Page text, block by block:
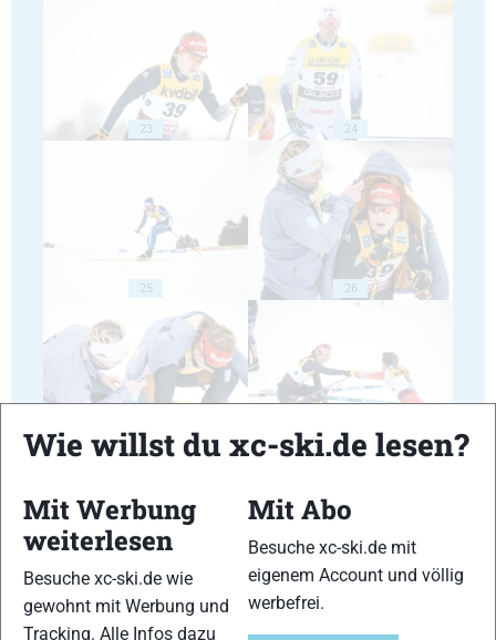
23 24
25 26
27 28
29
Wie willst du xc-ski.de lesen?
Mit Werbung
weiterlesen
Besuche xc-ski.de wie
gewohnt mit Werbung und
Tracking. Alle Infos dazu
Mit Abo
Besuche xc-ski.de mit
eigenem Account und völlig
werbefrei.